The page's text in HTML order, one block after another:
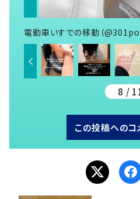
電動車いすでの移動（
8 /
この投稿へのコ